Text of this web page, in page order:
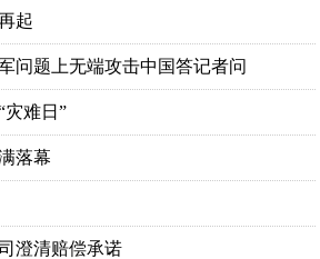
起
问题上无端攻击中国答记者问
灾难日”
落幕
澄清赔偿承诺